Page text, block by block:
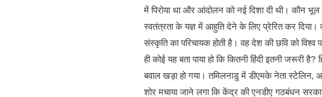
में पिरोया था और आंदोलन को नई दिशा दी थी। कौन
स्वतंत्रता के यज्ञ में आहुति देने के लिए प्रेरित कर दिया।
संस्कृति का परिचायक होती है। वह देश की छवि को
ही कोई यह बता पाया हो कि कितनी हिंदी इतनी जरूरी
बवाल खड़ा हो गया। तमिलनाडु में डीएमके नेता
शोर मचाया जाने लगा कि केंद्र की एनडीए गठबंधन